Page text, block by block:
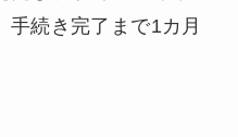
手続き完了まで1カ月